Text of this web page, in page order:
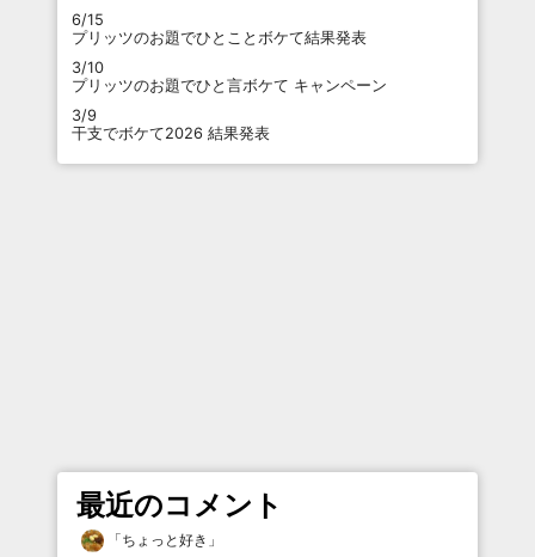
6/15
プリッツのお題でひとことボケて結果発表
3/10
プリッツのお題でひと言ボケて キャンペーン
3/9
干支でボケて2026 結果発表
最近のコメント
「ちょっと好き 」